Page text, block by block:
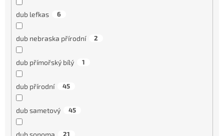
dub lefkas 6
dub nebraska přírodní 2
dub přímořský bílý 1
dub přírodní 45
dub sametový 45
dub sonoma 21